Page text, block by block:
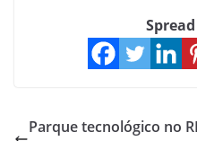
Parque tecnológico no